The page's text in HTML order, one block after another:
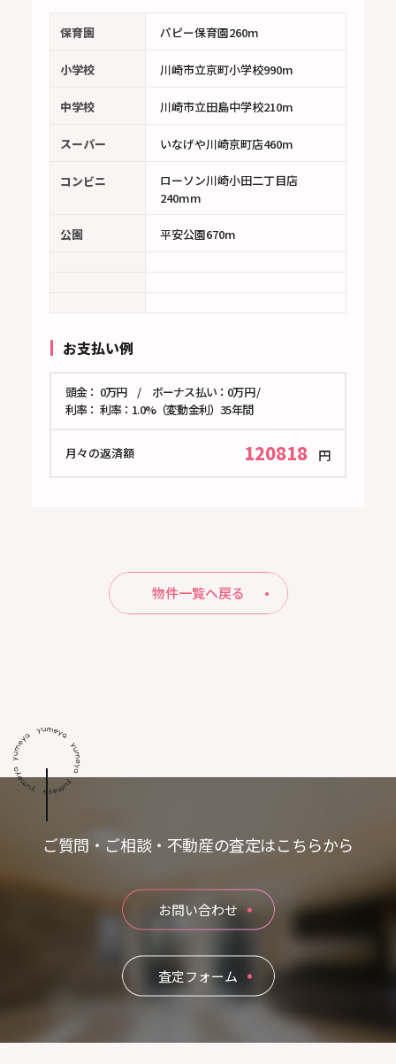
保育園 パピー保育園260m
小学校 川崎市立京町小学校990m
中学校 川崎市立田島中学校210m
スーパー いなげや川崎京町店460m
コンビニ
ローソン川崎小田二丁目店
240mm
公園 平安公園670m
お支払い例
頭金： 0万円 / ボーナス払い：0万円 /
利率： 利率：1.0%（変動金利）35年間
月々の返済額 120818 円
物件一覧へ戻る
ご質問・ご相談・不動産の査定はこちらから
お問い合わせ
査定フォーム